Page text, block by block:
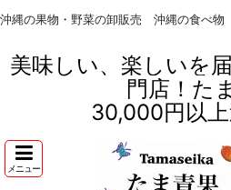
沖縄の果物・野菜の卸販売 沖縄の食べ物
美味しい、楽しいを
門店！た
30,000円以
メニュー